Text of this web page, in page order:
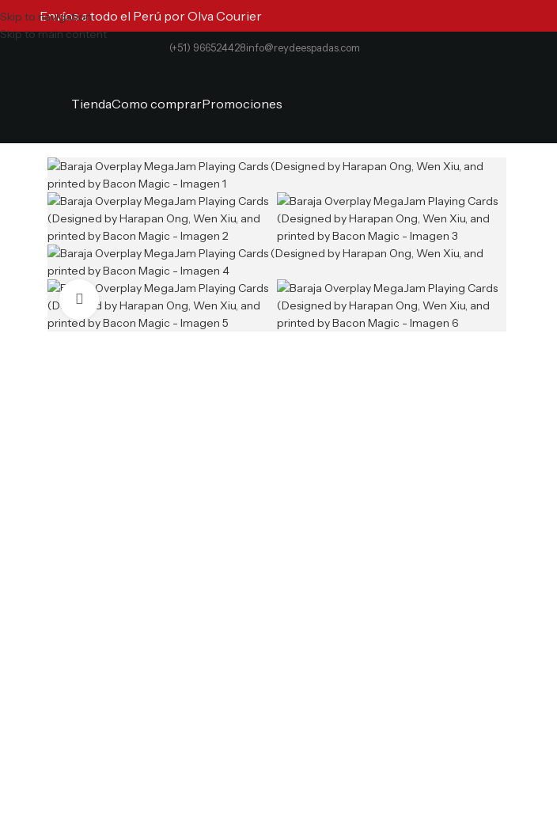
Skip to navigation
Skip to main content
Envíos a todo el Perú por Olva Courier
(+51) 966524428info@reydeespadas.com
TiendaComo comprarPromociones
Clic para ampliar